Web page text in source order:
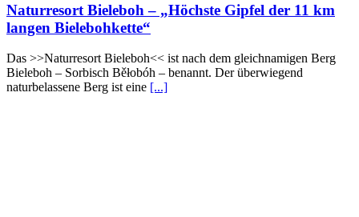
Naturresort Bieleboh – „Höchste Gipfel der 11 km
langen Bielebohkette“
Das >>Naturresort Bieleboh<< ist nach dem gleichnamigen Berg
Bieleboh – Sorbisch Běłobóh – benannt. Der überwiegend
naturbelassene Berg ist eine [...]